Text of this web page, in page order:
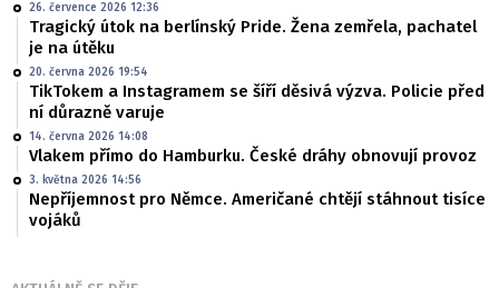
26. července 2026 12:36
Tragický útok na berlínský Pride. Žena zemřela, pachatel
je na útěku
20. června 2026 19:54
TikTokem a Instagramem se šíří děsivá výzva. Policie před
ní důrazně varuje
14. června 2026 14:08
Vlakem přímo do Hamburku. České dráhy obnovují provoz
3. května 2026 14:56
Nepříjemnost pro Němce. Američané chtějí stáhnout tisíce
vojáků